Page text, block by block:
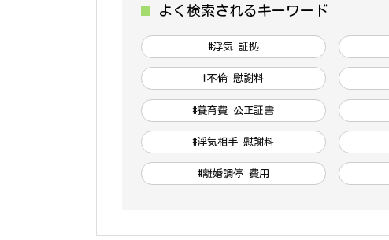
よく検索されるキーワード
#浮気 証拠
#不倫 慰謝料
#養育費 公正証書
#浮気相手 慰謝料
#離婚調停 費用